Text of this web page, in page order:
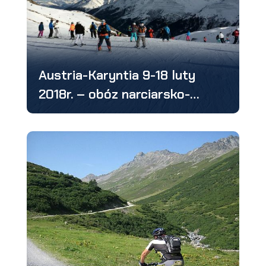
Austria-Karyntia 9-18 luty
2018r. – obóz narciarsko-
snowboardowy